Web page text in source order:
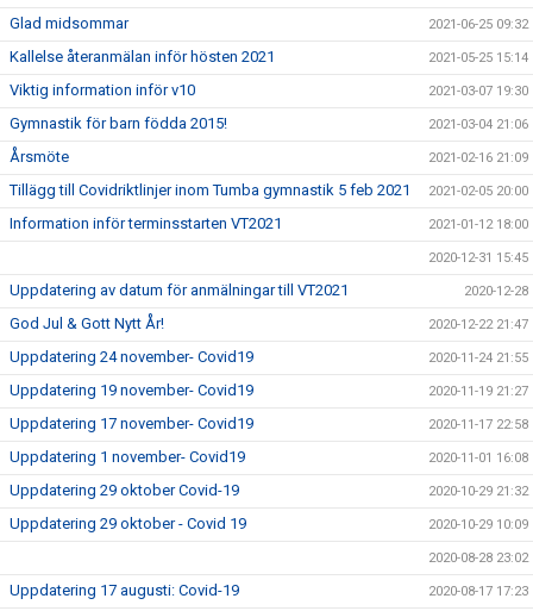
Glad midsommar 2021-06-25 09:32
Kallelse återanmälan inför hösten 2021 2021-05-25 15:14
Viktig information inför v10 2021-03-07 19:30
Gymnastik för barn födda 2015! 2021-03-04 21:06
Årsmöte 2021-02-16 21:09
Tillägg till Covidriktlinjer inom Tumba gymnastik 5 feb 2021 2021-02-05 20:00
Information inför terminsstarten VT2021 2021-01-12 18:00
2020-12-31 15:45
Uppdatering av datum för anmälningar till VT2021 2020-12-28
God Jul & Gott Nytt År! 2020-12-22 21:47
Uppdatering 24 november- Covid19 2020-11-24 21:55
Uppdatering 19 november- Covid19 2020-11-19 21:27
Uppdatering 17 november- Covid19 2020-11-17 22:58
Uppdatering 1 november- Covid19 2020-11-01 16:08
Uppdatering 29 oktober Covid-19 2020-10-29 21:32
Uppdatering 29 oktober - Covid 19 2020-10-29 10:09
2020-08-28 23:02
Uppdatering 17 augusti: Covid-19 2020-08-17 17:23